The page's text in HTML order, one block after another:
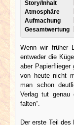
Story/Inhalt
Atmosphäre
Aufmachung
Gesamtwertung
Wenn wir früher
entweder die
aber
von heute nicht
man schon
Verlag tut genau
falten“.
Der erste Teil